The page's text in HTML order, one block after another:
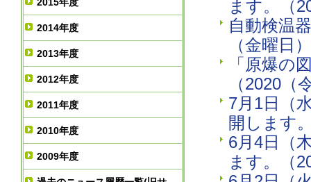
2014年度
2013年度
2012年度
2011年度
2010年度
2009年度
ます。（
自動検温
（金曜日
「原爆の
（2020（
7月1日（
開します
6月4日（
ます。（